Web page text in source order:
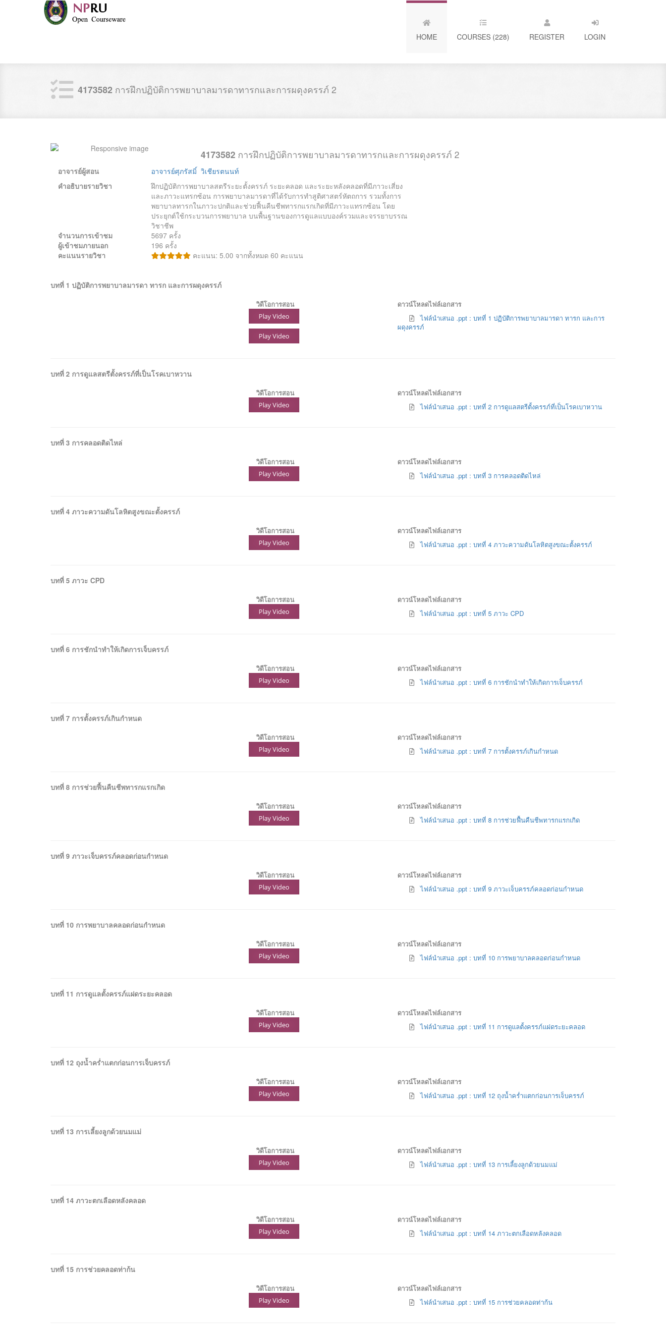
HOME COURSES (228) REGISTER LOGIN
4173582 การฝึกปฏิบัติการพยาบาลมารดาทารกและการผดุงครรภ์ 2
4173582การฝึกปฏิบัติการพยาบาลมารดาทารกและการผดุงครรภ์ 2
อาจารย์ผู้สอน
อาจารย์ศุภรัสมิ์ วิเชียรตนนท์
คำอธิบายรายวิชา
ฝึกปฏิบัติการพยาบาลสตรีระยะตั้งครรภ์ ระยะคลอด และระยะหลังคลอดที่มีภาวะเสี่ยง
และภาวะแทรกซ้อน การพยาบาลมารดาที่ได้รับการทำสูติศาสตร์หัตถการ รวมทั้งการ
พยาบาลทารกในภาวะปกติและช่วยฟื้นคืนชีพทารกแรกเกิดที่มีภาวะแทรกซ้อน โดย
ประยุกต์ใช้กระบวนการพยาบาล บนพื้นฐานของการดูแลแบบองค์รวมและจรรยาบรรณ
วิชาชีพ
จำนวนการเข้าชม
5697 ครั้ง
ผู้เข้าชมภายนอก
196 ครั้ง
คะแนนรายวิชา
คะแนน: 5.00 จากทั้งหมด 60 คะแนน
บทที่ 1 ปฏิบัติการพยาบาลมารดา ทารก และการผดุงครรภ์
วิดีโอการสอน
Play Video
Play Video
ดาวน์โหลดไฟล์เอกสาร
ไฟล์นำเสนอ .ppt : บทที่ 1 ปฏิบัติการพยาบาลมารดา ทารก และการ
ผดุงครรภ์
บทที่ 2 การดูแลสตรีตั้งครรภ์ที่เป็นโรคเบาหวาน
วิดีโอการสอน
Play Video
ดาวน์โหลดไฟล์เอกสาร
ไฟล์นำเสนอ .ppt : บทที่ 2 การดูแลสตรีตั้งครรภ์ที่เป็นโรคเบาหวาน
บทที่ 3 การคลอดติดไหล่
วิดีโอการสอน
Play Video
ดาวน์โหลดไฟล์เอกสาร
ไฟล์นำเสนอ .ppt : บทที่ 3 การคลอดติดไหล่
บทที่ 4 ภาวะความดันโลหิตสูงขณะตั้งครรภ์
วิดีโอการสอน
Play Video
ดาวน์โหลดไฟล์เอกสาร
ไฟล์นำเสนอ .ppt : บทที่ 4 ภาวะความดันโลหิตสูงขณะตั้งครรภ์
บทที่ 5 ภาวะ CPD
วิดีโอการสอน
Play Video
ดาวน์โหลดไฟล์เอกสาร
ไฟล์นำเสนอ .ppt : บทที่ 5 ภาวะ CPD
บทที่ 6 การชักนำทำให้เกิดการเจ็บครรภ์
วิดีโอการสอน
Play Video
ดาวน์โหลดไฟล์เอกสาร
ไฟล์นำเสนอ .ppt : บทที่ 6 การชักนำทำให้เกิดการเจ็บครรภ์
บทที่ 7 การตั้งครรภ์เกินกำหนด
วิดีโอการสอน
Play Video
ดาวน์โหลดไฟล์เอกสาร
ไฟล์นำเสนอ .ppt : บทที่ 7 การตั้งครรภ์เกินกำหนด
บทที่ 8 การช่วยฟื้นคืนชีพทารกแรกเกิด
วิดีโอการสอน
Play Video
ดาวน์โหลดไฟล์เอกสาร
ไฟล์นำเสนอ .ppt : บทที่ 8 การช่วยฟื้นคืนชีพทารกแรกเกิด
บทที่ 9 ภาวะเจ็บครรภ์คลอดก่อนกำหนด
วิดีโอการสอน
Play Video
ดาวน์โหลดไฟล์เอกสาร
ไฟล์นำเสนอ .ppt : บทที่ 9 ภาวะเจ็บครรภ์คลอดก่อนกำหนด
บทที่ 10 การพยาบาลคลอดก่อนกำหนด
วิดีโอการสอน
Play Video
ดาวน์โหลดไฟล์เอกสาร
ไฟล์นำเสนอ .ppt : บทที่ 10 การพยาบาลคลอดก่อนกำหนด
บทที่ 11 การดูแลตั้งครรภ์แฝดระยะคลอด
วิดีโอการสอน
Play Video
ดาวน์โหลดไฟล์เอกสาร
ไฟล์นำเสนอ .ppt : บทที่ 11 การดูแลตั้งครรภ์แฝดระยะคลอด
บทที่ 12 ถุงน้ำคร่ำแตกก่อนการเจ็บครรภ์
วิดีโอการสอน
Play Video
ดาวน์โหลดไฟล์เอกสาร
ไฟล์นำเสนอ .ppt : บทที่ 12 ถุงน้ำคร่ำแตกก่อนการเจ็บครรภ์
บทที่ 13 การเลี้ยงลูกด้วยนมแม่
วิดีโอการสอน
Play Video
ดาวน์โหลดไฟล์เอกสาร
ไฟล์นำเสนอ .ppt : บทที่ 13 การเลี้ยงลูกด้วยนมแม่
บทที่ 14 ภาวะตกเลือดหลังคลอด
วิดีโอการสอน
Play Video
ดาวน์โหลดไฟล์เอกสาร
ไฟล์นำเสนอ .ppt : บทที่ 14 ภาวะตกเลือดหลังคลอด
บทที่ 15 การช่วยคลอดท่าก้น
วิดีโอการสอน
Play Video
ดาวน์โหลดไฟล์เอกสาร
ไฟล์นำเสนอ .ppt : บทที่ 15 การช่วยคลอดท่าก้น